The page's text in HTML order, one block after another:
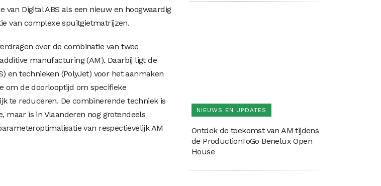
Digital ABS als een nieuw en hoogwaardig
van complexe spuitgietmatrijzen.
over de combinatie van twee
manufacturing (AM). Daarbij ligt de
en technieken (PolyJet) voor het aanmaken
om de doorlooptijd om specifieke
te reduceren. De combinerende techniek is
maar is in Vlaanderen nog grotendeels
van respectievelijk AM
NIEUWS EN UPDATES
Ontdek de toekomst van AM tijdens
de ProductionToGo Benelux Open
House